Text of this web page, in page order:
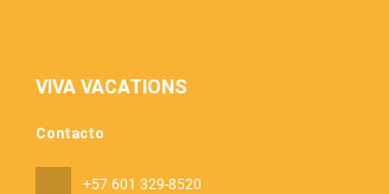
VIVA VACATIONS
Contacto
+57 601 329-8520